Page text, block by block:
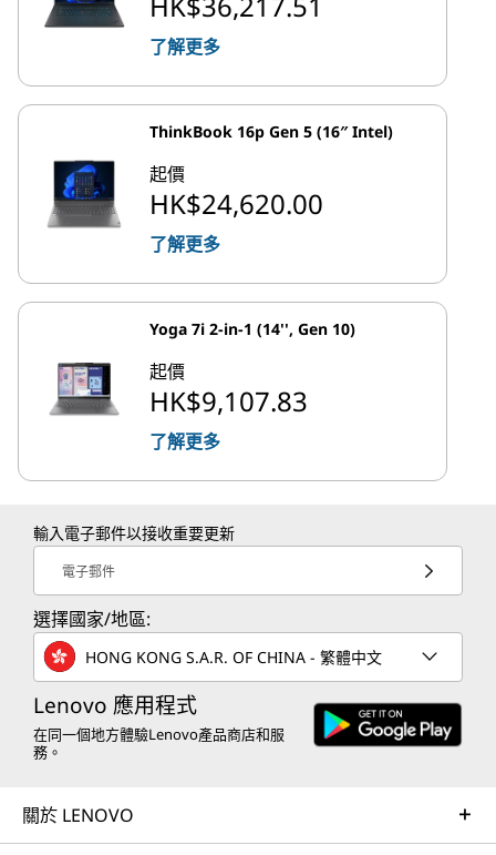
了解更多
ThinkBook 16p Gen 5 (16″ Intel)
起價
HK$24,620.00
了解更多
Yoga 7i 2-in-1 (14'', Gen 10)
起價
HK$9,107.83
了解更多
輸入電子郵件以接收重要更新
電子郵件
選擇國家/地區:
HONG KONG S.A.R. OF CHINA - 繁體中文
Lenovo 應用程式
在同一個地方體驗Lenovo產品商店和服
務。
關於 LENOVO